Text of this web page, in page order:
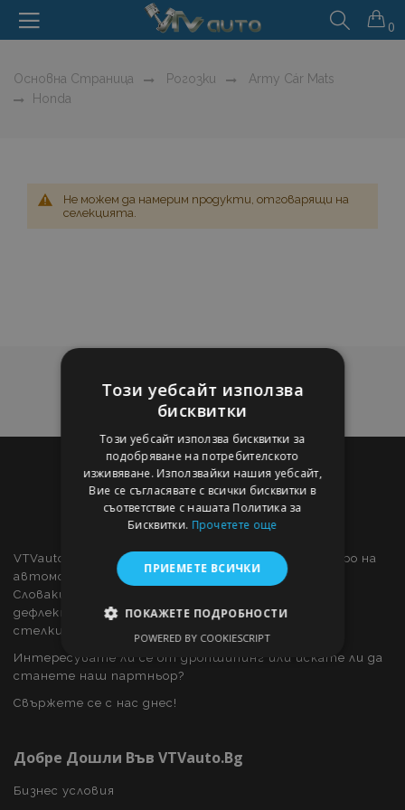
0
Основна Страница Рогозки
Army Cár Mats
Honda
Не можем да намерим продукти, отговарящи на
селекцията.
VTVauto е търговец на дребно и доставчик на едро на
автомобилни части и автомобилни аксесоари в
Словакия, като: декоративни капаци за колела,
дефлектори за прозорци, калъфи за автомобили,
стелки за кола, хромирани капаци и рамки, ...
Интересувате ли се от дропшипинг или искате ли да
станете наш партньор?
Свържете се с нас днес!
Добре Дошли Във VTVauto.bg
Бизнес условия
Този уебсайт използва
бисквитки
Този уебсайт използва бисквитки за
подобряване на потребителското
изживяване. Използвайки нашия уебсайт,
Вие се съгласявате с всички бисквитки в
съответствие с нашата Политика за
Бисквитки. Прочетете още
ПРИЕМЕТЕ ВСИЧКИ
ПОКАЖЕТЕ ПОДРОБНОСТИ
ЕФЕКТИВНОСТ
ФУНКЦИОНАЛНОСТ
POWERED BY COOKIESCRIPT